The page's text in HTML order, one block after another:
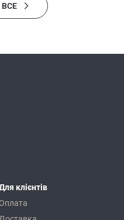
клієнтів
Оплата